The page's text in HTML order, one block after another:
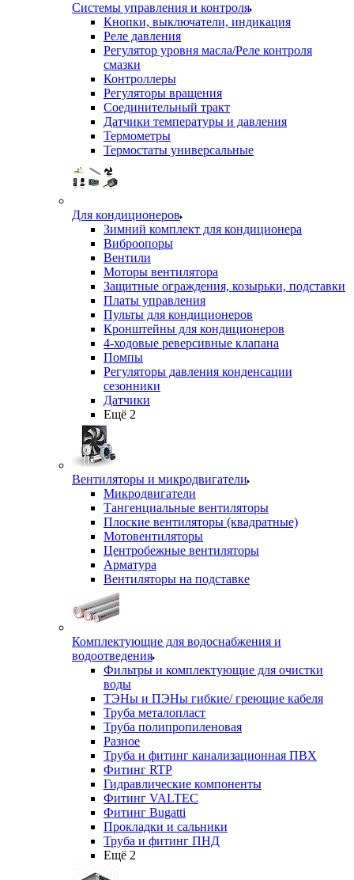
Системы управления и контроля
Кнопки, выключатели, индикация
Реле давления
Регулятор уровня масла/Реле контроля
смазки
Контроллеры
Регуляторы вращения
Соединительный тракт
Датчики температуры и давления
Термометры
Термостаты универсальные
Для кондиционеров
Зимний комплект для кондиционера
Виброопоры
Вентили
Моторы вентилятора
Защитные ограждения, козырьки, подставки
Платы управления
Пульты для кондиционеров
Кронштейны для кондиционеров
4-ходовые реверсивные клапана
Помпы
Регуляторы давления конденсации
сезонники
Датчики
Ещё 2
Вентиляторы и микродвигатели
Микродвигатели
Тангенциальные вентиляторы
Плоские вентиляторы (квадратные)
Мотовентиляторы
Центробежные вентиляторы
Арматура
Вентиляторы на подставке
Комплектующие для водоснабжения и
водоотведения
Фильтры и комплектующие для очистки
воды
ТЭНы и ПЭНы гибкие/ греющие кабеля
Труба металопласт
Труба полипропиленовая
Разное
Труба и фитинг канализационная ПВХ
Фитинг RTP
Гидравлические компоненты
Фитинг VALTEC
Фитинг Bugatti
Прокладки и сальники
Труба и фитинг ПНД
Ещё 2